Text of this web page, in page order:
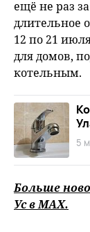
ещё не раз
длительное
12 по 21
для домов,
котельным.
5
Больше
Ус вMAХ.